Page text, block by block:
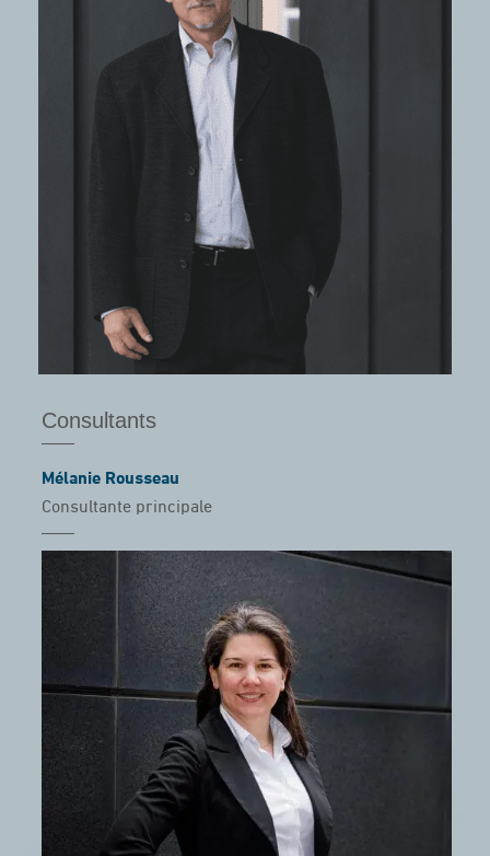
Consultants
Mélanie Rousseau
Consultante principale